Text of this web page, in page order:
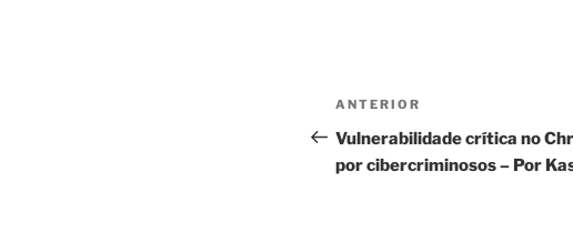
Navegação
de
Post
Post
anterior
ANTERIOR
Vulnerabilidade crítica no
por cibercriminosos – Por